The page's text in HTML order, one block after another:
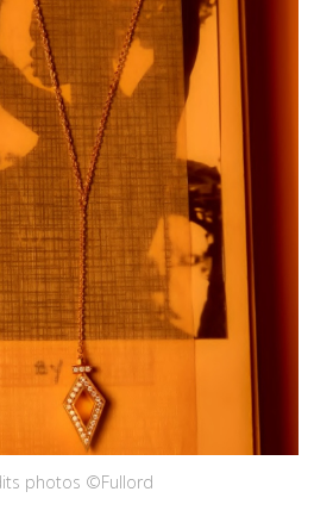
photos ©Fullord